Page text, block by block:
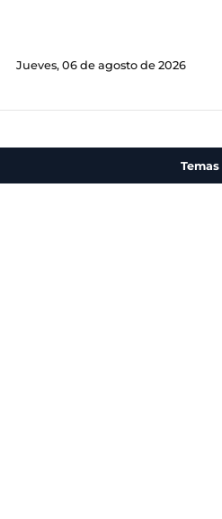
Jueves, 06 de agosto de 2026
Temas